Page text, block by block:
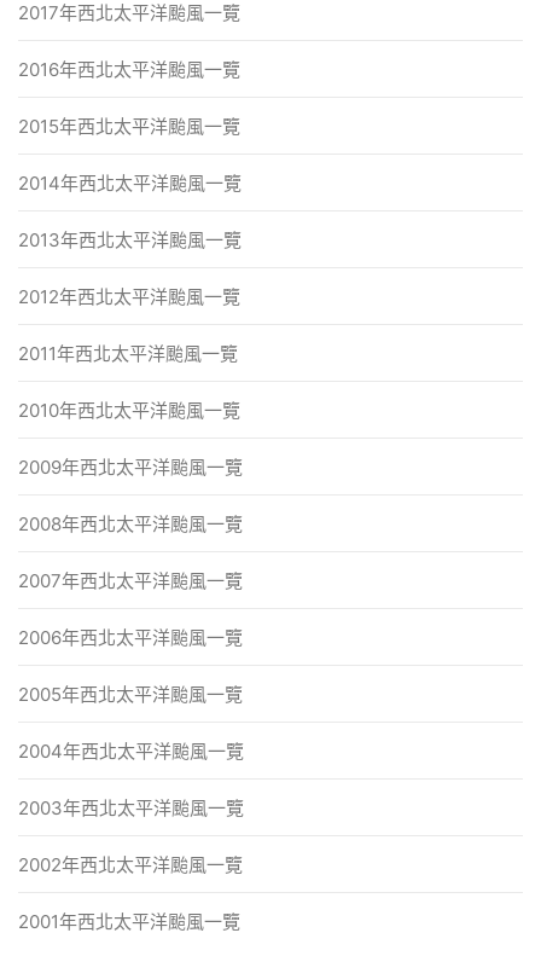
2017年西北太平洋颱風一覽
2016年西北太平洋颱風一覽
2015年西北太平洋颱風一覽
2014年西北太平洋颱風一覽
2013年西北太平洋颱風一覽
2012年西北太平洋颱風一覽
2011年西北太平洋颱風一覽
2010年西北太平洋颱風一覽
2009年西北太平洋颱風一覽
2008年西北太平洋颱風一覽
2007年西北太平洋颱風一覽
2006年西北太平洋颱風一覽
2005年西北太平洋颱風一覽
2004年西北太平洋颱風一覽
2003年西北太平洋颱風一覽
2002年西北太平洋颱風一覽
2001年西北太平洋颱風一覽